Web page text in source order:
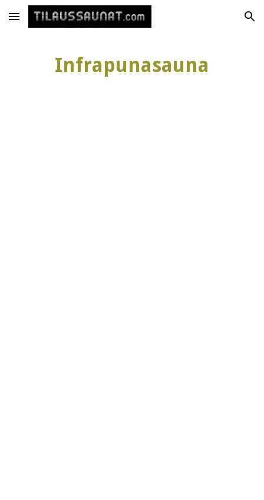
Skip to main content Skip to navigation
Infrapunasauna